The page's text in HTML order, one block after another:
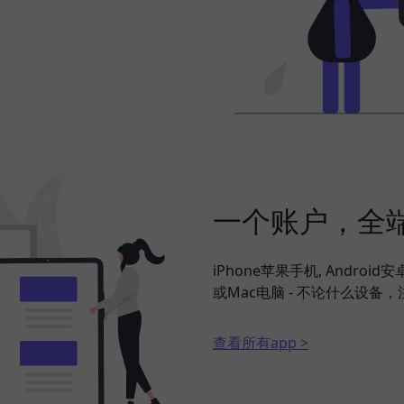
一个账户，全
iPhone苹果手机, Android安
或Mac电脑 - 不论什么设备
查看所有app >